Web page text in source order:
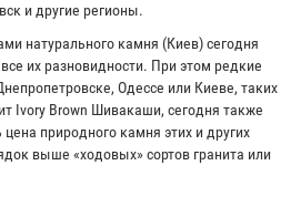
и другие регионы.
натурального камня (Киев) сегодня
их разновидности. При этом редкие
Одессе или Киеве, таких
Ivory Brown Шивакаши, сегодня также
природного камня этих и других
выше «ходовых» сортов гранита или